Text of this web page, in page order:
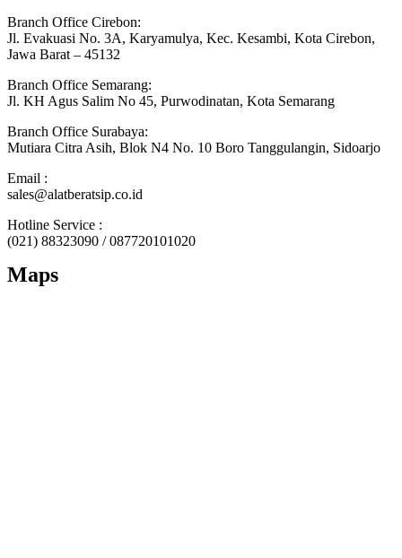
Branch Office Cirebon:
Jl. Evakuasi No. 3A, Karyamulya, Kec. Kesambi, Kota Cirebon,
Jawa Barat – 45132
Branch Office Semarang:
Jl. KH Agus Salim No 45, Purwodinatan, Kota Semarang
Branch Office Surabaya:
Mutiara Citra Asih, Blok N4 No. 10 Boro Tanggulangin, Sidoarjo
Email :
sales@alatberatsip.co.id
Hotline Service :
(021) 88323090 / 087720101020
Maps